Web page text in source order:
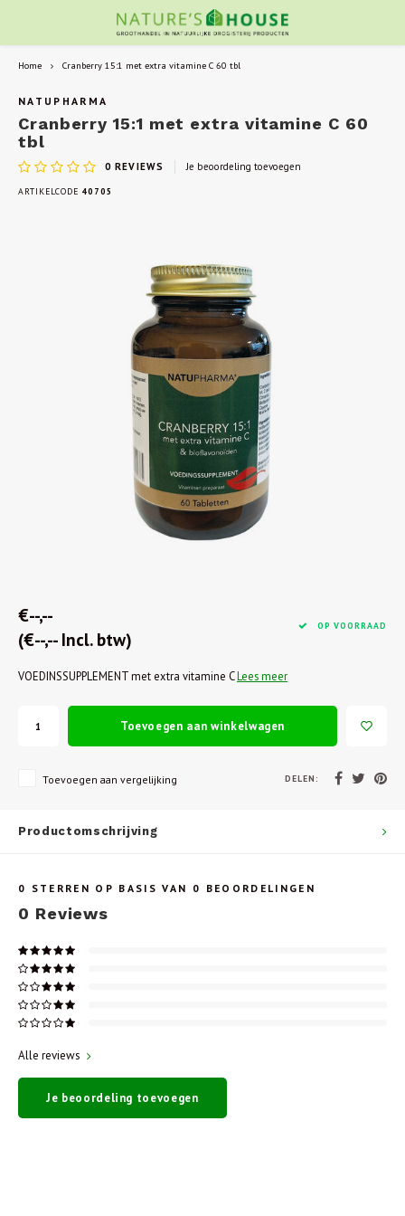
Home Cranberry 15:1 met extra vitamine C 60 tbl
NATUPHARMA
Cranberry 15:1 met extra vitamine C 60
tbl
0 REVIEWS Je beoordeling toevoegen
ARTIKELCODE 40705
€--,--
(€--,-- Incl. btw)
OP VOORRAAD
VOEDINSSUPPLEMENT met extra vitamine CLees meer
Toevoegen aan winkelwagen
Toevoegen aan vergelijking DELEN:
Productomschrijving
0 STERREN OP BASIS VAN 0 BEOORDELINGEN
0 Reviews
Alle reviews
Je beoordeling toevoegen